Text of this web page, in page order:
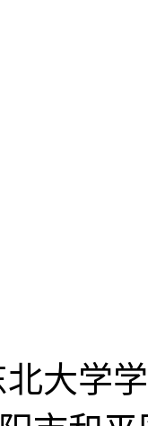
大学